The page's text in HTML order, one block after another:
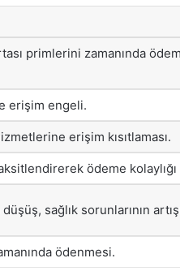
primlerini zamanında
erişim engeli.
erişim kısıtlaması.
ödeme kolaylığı
sağlık sorunlarının
ödenmesi.